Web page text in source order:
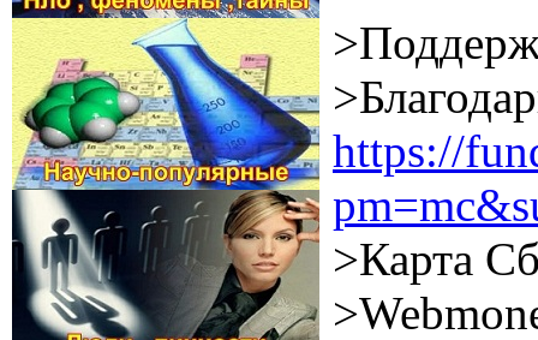
https://
>Карта